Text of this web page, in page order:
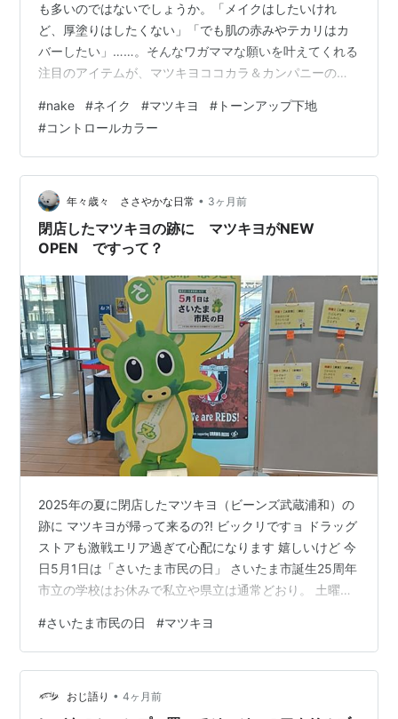
も多いのではないでしょうか。「メイクはしたいけれ
ど、厚塗りはしたくない」「でも肌の赤みやテカリはカ
バーしたい」……。そんなワガママな願いを叶えてくれる
注目のアイテムが、マツキヨココカラ＆カンパニーのプ
す。 2026年5月11日（月）より数量限定で発売される
「nake ひんやり カラープライマー」は、暑い季節の肌
を心地よく整えながら、理想の素肌感を演出してくれる
トーンアップUV下地です。今回は、ジェンダーレスな魅
力で支持を集める「nake」の新作について、その特徴や
魅力を余すことなくご紹介します…
#nake #ネイク #マツキヨ # トーンアップ下地
#コントロールカラー
年々歳々 ささやかな日常 • 3ヶ月前
閉店したマツキヨの跡に マツキヨがNEW
OPEN ですって？
2025年の夏に閉店したマツキヨ（ビーンズ武蔵浦和）の
跡に マツキヨが帰って来るの?! ビックリですョ ドラッグ
ストアも激戦エリア過ぎて心配になります 嬉しいけど 今
日5月1日は「さいたま市民の日」 さいたま市誕生25周年
市立の学校はお休みで私立や県立は通常どおり。 土曜日
て 激しい雨の後 急速に晴れた猫の目天気 （2026/5/1 さ
いたま市南区） グーグルレンズによれば イワナンテン
#さいたま市民の日 #マツキヨ
おじ語り • 4ヶ月前